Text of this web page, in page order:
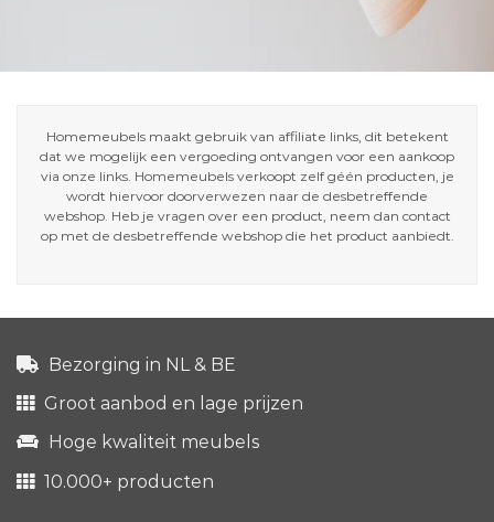
Homemeubels maakt gebruik van affiliate links, dit betekent
dat we mogelijk een vergoeding ontvangen voor een aankoop
via onze links. Homemeubels verkoopt zelf géén producten, je
wordt hiervoor doorverwezen naar de desbetreffende
webshop. Heb je vragen over een product, neem dan contact
op met de desbetreffende webshop die het product aanbiedt.
Bezorging in NL & BE
Groot aanbod en lage prijzen
Hoge kwaliteit meubels
10.000+ producten